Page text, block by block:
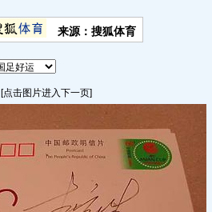
来源：搜狐体育
[点击图片进入下一页]